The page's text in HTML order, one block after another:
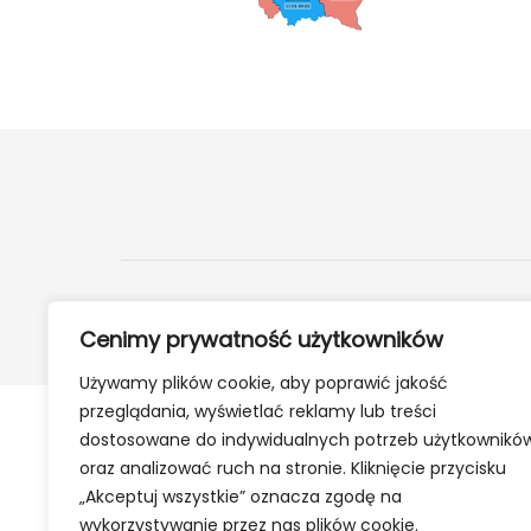
Cenimy prywatność użytkowników
Używamy plików cookie, aby poprawić jakość
przeglądania, wyświetlać reklamy lub treści
dostosowane do indywidualnych potrzeb
oraz analizować ruch na stronie. Kliknięcie przycisku
„Akceptuj wszystkie” oznacza zgodę na
wykorzystywanie przez nas plików cookie.